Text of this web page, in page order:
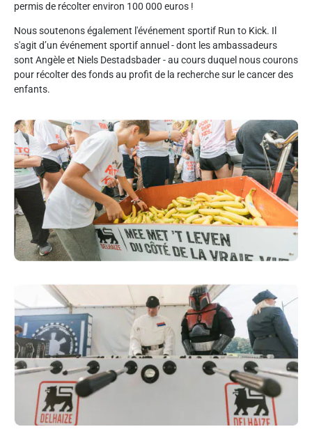
permis de récolter environ 100 000 euros !
Nous soutenons également l'événement sportif Run to Kick. Il
s'agit d’un événement sportif annuel - dont les ambassadeurs
sont Angèle et Niels Destadsbader - au cours duquel nous courons
pour récolter des fonds au profit de la recherche sur le cancer des
enfants.